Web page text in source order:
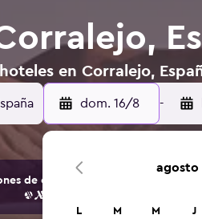
en Corralejo,
dom. 16/8 -
de opciones de hoteles y
agosto
L M M J